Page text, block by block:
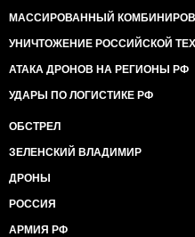
МАССИРОВАННЫЙ
УНИЧТОЖЕНИЕ РОССИЙСКОЙ
АТАКА ДРОНОВ НА РЕГИОНЫ РФ
УДАРЫ ПО ЛОГИСТИКЕ РФ
ОБСТРЕЛ
ЗЕЛЕНСКИЙ ВЛАДИМИР
ДРОНЫ
РОССИЯ
АРМИЯ РФ